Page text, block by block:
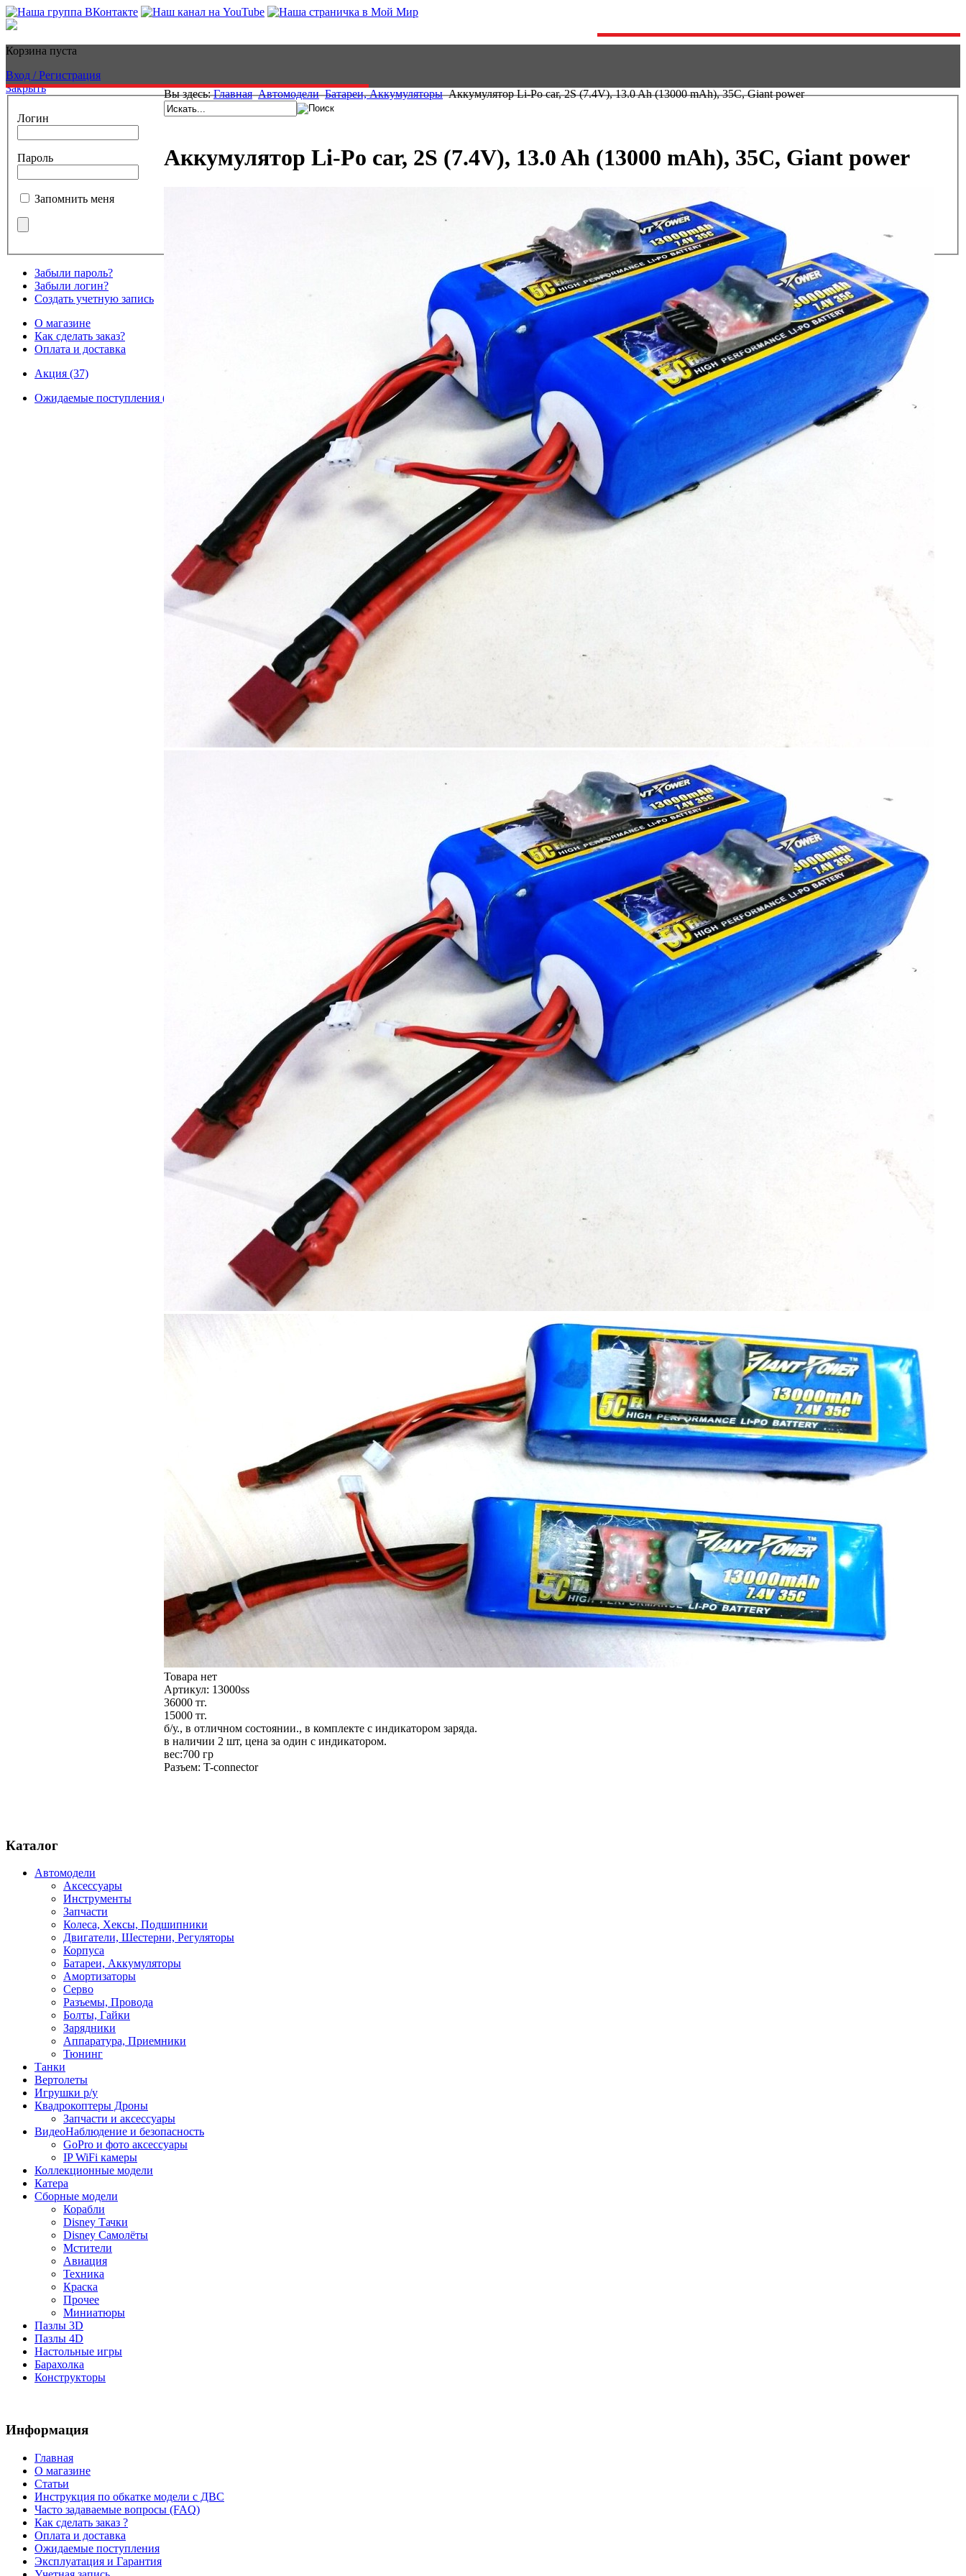
Корзина пуста
Вход / Регистрация
Закрыть
Логин
Пароль
Запомнить меня
Забыли пароль?
Забыли логин?
Создать учетную запись
О магазине
Как сделать заказ?
Оплата и доставка
Акция (37)
Ожидаемые поступления (0)
Вы здесь:Главная Автомодели Батареи, Аккумуляторы Аккумулятор Li-Po car, 2S (7.4V), 13.0 Ah (13000 mAh), 35C, Giant power
Аккумулятор Li-Po car, 2S (7.4V), 13.0 Ah (13000 mAh), 35C, Giant power
Товара нет
Артикул: 13000ss
36000 тг.
15000 тг.
б/у., в отличном состоянии., в комплекте с индикатором заряда.
в наличии 2 шт, цена за один с индикатором.
вес:700 гр
Разъем: T-connector
Каталог
Автомодели
Аксессуары
Инструменты
Запчасти
Колеса, Хексы, Подшипники
Двигатели, Шестерни, Регуляторы
Корпуса
Батареи, Аккумуляторы
Амортизаторы
Серво
Разъемы, Провода
Болты, Гайки
Зарядники
Аппаратура, Приемники
Тюнинг
Танки
Вертолеты
Игрушки р/у
Квадрокоптеры Дроны
Запчасти и аксессуары
ВидеоНаблюдение и безопасность
GoPro и фото аксессуары
IP WiFi камеры
Коллекционные модели
Катера
Сборные модели
Корабли
Disney Тачки
Disney Самолёты
Мстители
Авиация
Техника
Краска
Прочее
Миниатюры
Пазлы 3D
Пазлы 4D
Настольные игры
Барахолка
Конструкторы
Информация
Главная
О магазине
Статьи
Инструкция по обкатке модели с ДВС
Часто задаваемые вопросы (FAQ)
Как сделать заказ ?
Оплата и доставка
Ожидаемые поступления
Эксплуатация и Гарантия